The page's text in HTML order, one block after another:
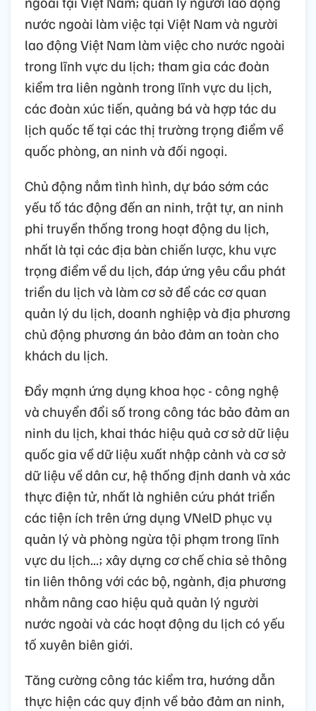
nước ngoài làm việc tại Việt Nam và người
lao động Việt Nam làm việc cho nước ngoài
trong lĩnh vực du lịch; tham gia các đoàn
kiểm tra liên ngành trong lĩnh vực du lịch,
các đoàn xúc tiến, quảng bá và hợp tác du
lịch quốc tế tại các thị trường trọng điểm về
quốc phòng, an ninh và đối ngoại.
Chủ động nắm tình hình, dự báo sớm các
yếu tố tác động đến an ninh, trật tự, an ninh
phi truyền thống trong hoạt động du lịch,
nhất là tại các địa bàn chiến lược, khu vực
trọng điểm về du lịch, đáp ứng yêu cầu phát
triển du lịch và làm cơ sở để các cơ quan
quản lý du lịch, doanh nghiệp và địa phương
chủ động phương án bảo đảm an toàn cho
khách du lịch.
Đẩy mạnh ứng dụng khoa học - công nghệ
và chuyển đổi số trong công tác bảo đảm an
ninh du lịch, khai thác hiệu quả cơ sở dữ liệu
quốc gia về dữ liệu xuất nhập cảnh và cơ sở
dữ liệu về dân cư, hệ thống định danh và xác
thực điện tử, nhất là nghiên cứu phát triển
các tiện ích trên ứng dụng VNelD phục vụ
quản lý và phòng ngừa tội phạm trong lĩnh
vực du lịch...; xây dựng cơ chế chia sẻ thông
tin liên thông với các bộ, ngành, địa phương
nhằm nâng cao hiệu quả quản lý người
nước ngoài và các hoạt động du lịch có yếu
tố xuyên biên giới.
Tăng cường công tác kiểm tra, hướng dẫn
thực hiện các quy định về bảo đảm an ninh,